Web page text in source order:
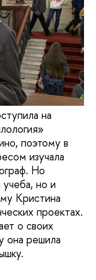
на
поэтому в
изучала
Но
но и
Кристина
проектах.
о своих
она решила